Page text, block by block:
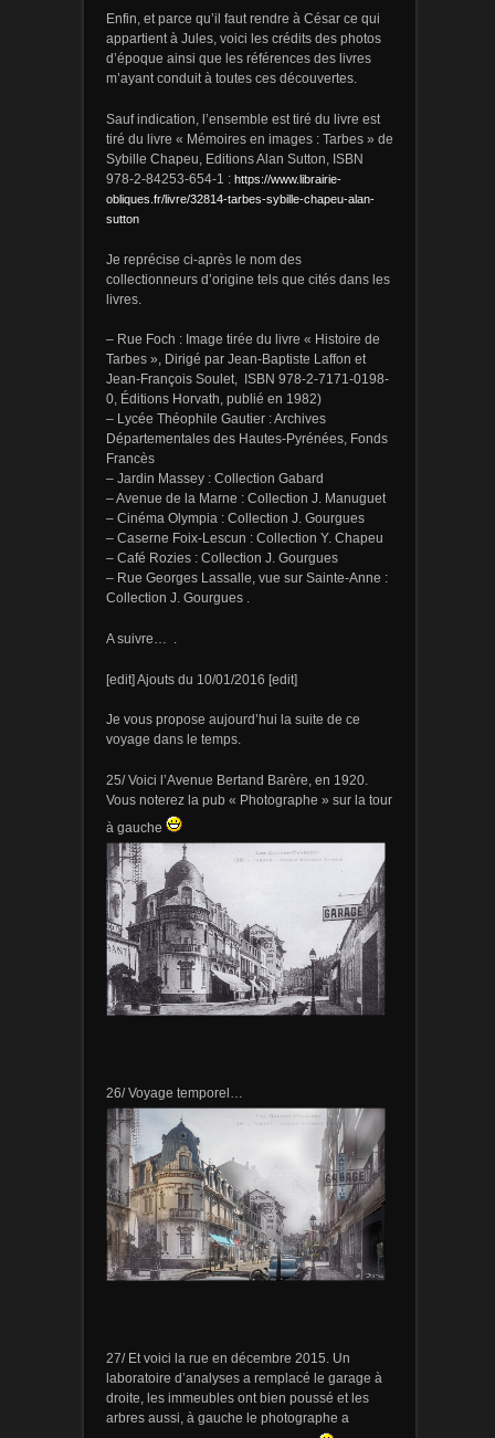
Enfin, et parce qu’il faut rendre à César ce qui
appartient à Jules, voici les crédits des photos
d’époque ainsi que les références des livres
m’ayant conduit à toutes ces découvertes.
Sauf indication, l’ensemble est tiré du livre est
tiré du livre « Mémoires en images : Tarbes » de
Sybille Chapeu, Editions Alan Sutton, ISBN
978-2-84253-654-1 : https://www.librairie-
obliques.fr/livre/32814-tarbes-sybille-chapeu-alan-
sutton
Je reprécise ci-après le nom des
collectionneurs d’origine tels que cités dans les
livres.
– Rue Foch : Image tirée du livre « Histoire de
Tarbes », Dirigé par Jean-Baptiste Laffon et
Jean-François Soulet, ISBN 978-2-7171-0198-
0, Éditions Horvath, publié en 1982)
– Lycée Théophile Gautier : Archives
Départementales des Hautes-Pyrénées, Fonds
Francès
– Jardin Massey : Collection Gabard
– Avenue de la Marne : Collection J. Manuguet
– Cinéma Olympia : Collection J. Gourgues
– Caserne Foix-Lescun : Collection Y. Chapeu
– Café Rozies : Collection J. Gourgues
– Rue Georges Lassalle, vue sur Sainte-Anne :
Collection J. Gourgues .
A suivre…
[edit] Ajouts du 10/01/2016 [edit]
Je vous propose aujourd’hui la suite de ce
voyage dans le temps.
25/ Voici l’Avenue Bertand Barère, en 1920.
Vous noterez la pub « Photographe » sur la tour
à gauche
26/ Voyage temporel…
27/ Et voici la rue en décembre 2015. Un
laboratoire d’analyses a remplacé le garage à
droite, les immeubles ont bien poussé et les
arbres aussi, à gauche le photographe a